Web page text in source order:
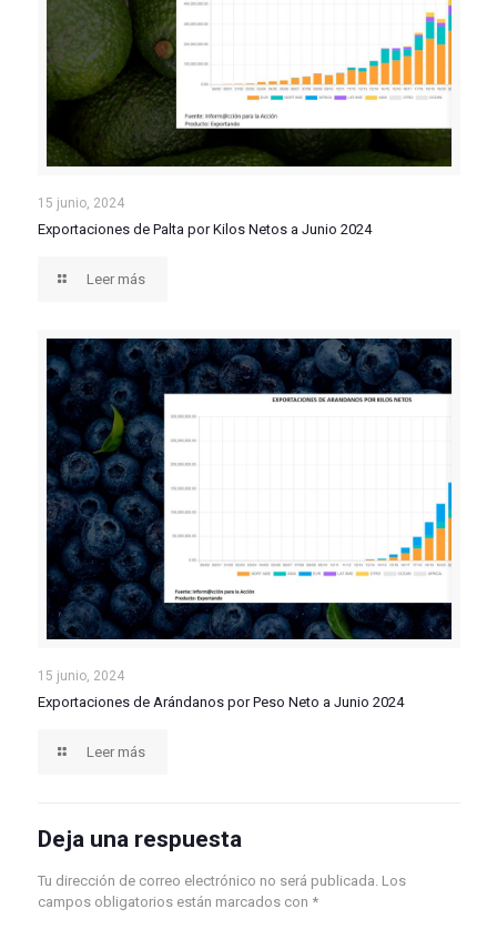
Exportaciones de Palta por Kilos Netos a Junio 2024
15 junio, 2024
Exportaciones de Palta por Kilos Netos a Junio 2024
Leer más
Exportaciones de Arándanos por Peso Neto a Junio
15 junio, 2024
Exportaciones de Arándanos por Peso Neto a Junio 2024
Leer más
Deja una respuesta
Tu dirección de correo electrónico no será publicada. Los
campos obligatorios están marcados con *